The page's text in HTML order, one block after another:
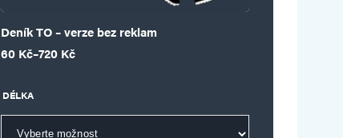
Deník TO – verze bez reklam
60 Kč–720 Kč
Rozpětí cen: 60 Kč až 720 Kč
DÉLKA